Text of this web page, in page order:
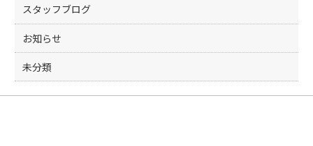
スタッフブログ
お知らせ
未分類